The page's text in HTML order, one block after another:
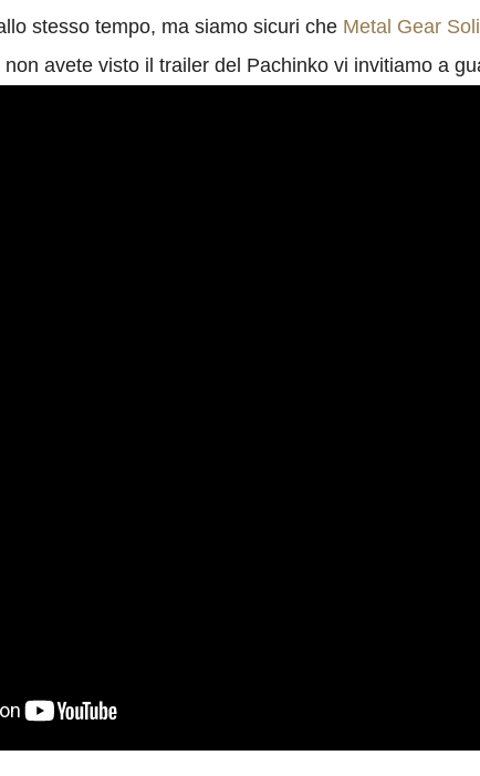
stesso tempo, ma siamo sicuri che Metal Gear
non avete visto il trailer del Pachinko vi invitiamo a